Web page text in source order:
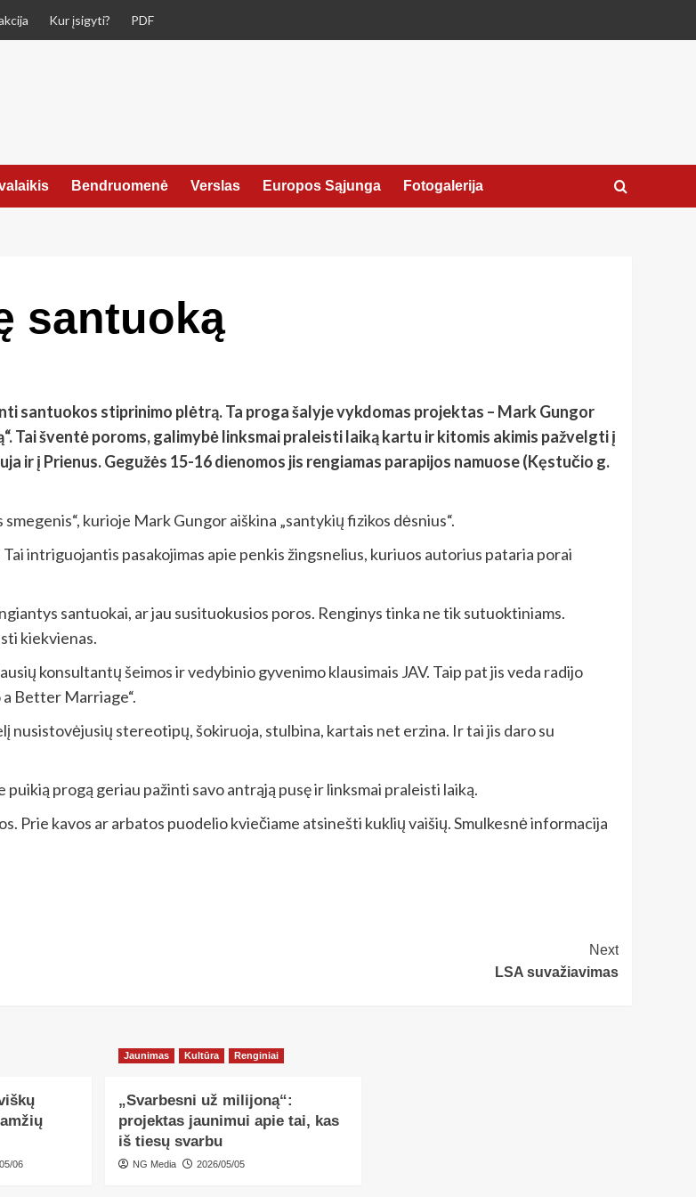
Kur įsigyti? PDF
Bendruomenė Verslas Europos Sąjunga Fotogalerija
santuoką
santuokos stiprinimo plėtrą. Ta proga šalyje vykdomas projektas – Mark Gungor
Tai šventė poroms, galimybė linksmai praleisti laiką kartu ir kitomis akimis pažvelgti į
ir į Prienus. Gegužės 15-16 dienomos jis rengiamas parapijos namuose (Kęstučio g.
kurioje Mark Gungor aiškina „santykių fizikos dėsnius“.
intriguojantis pasakojimas apie penkis žingsnelius, kuriuos autorius pataria porai
santuokai, ar jau susituokusios poros. Renginys tinka ne tik sutuoktiniams.
kiekvienas.
konsultantų šeimos ir vedybinio gyvenimo klausimais JAV. Taip pat jis veda radijo
Better Marriage“.
nusistovėjusių stereotipų, šokiruoja, stulbina, kartais net erzina. Ir tai jis daro su
progą geriau pažinti savo antrąją pusę ir linksmai praleisti laiką.
Prie kavos ar arbatos puodelio kviečiame atsinešti kuklių vaišių. Smulkesnė informacija
Next
LSA suvažiavimas
06
Jaunimas Kultūra Renginiai
„Svarbesni už milijoną“:
projektas jaunimui apie tai, kas
iš tiesų svarbu
NG Media 2026/05/05